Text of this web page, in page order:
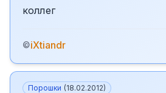
коллег
©iXtiandr
Порошки (18.02.2012)